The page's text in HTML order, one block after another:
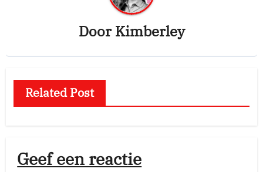
DoorKimberley
Related Post
Geef een reactie